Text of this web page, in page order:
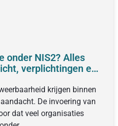
onder NIS2? Alles
verplichtingen en
krijgen binnen
De invoering van
dat veel organisaties